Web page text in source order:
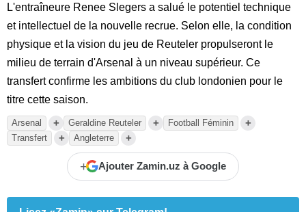
L'entraîneure Renee Slegers a salué le potentiel technique
et intellectuel de la nouvelle recrue. Selon elle, la condition
physique et la vision du jeu de Reuteler propulseront le
milieu de terrain d'Arsenal à un niveau supérieur. Ce
transfert confirme les ambitions du club londonien pour le
titre cette saison.
Arsenal + Geraldine Reuteler + Football Féminin +
Transfert + Angleterre +
+ Ajouter Zamin.uz à Google